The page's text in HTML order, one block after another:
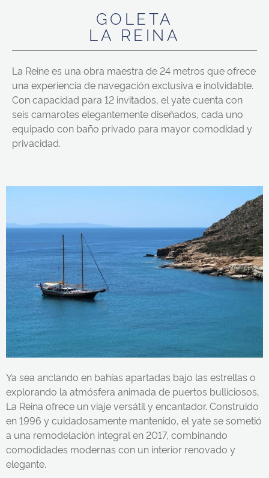
GOLETA
LA REINA
La Reine es una obra maestra de 24 metros que ofrece
una experiencia de navegación exclusiva e inolvidable.
Con capacidad para 12 invitados, el yate cuenta con
seis camarotes elegantemente diseñados, cada uno
equipado con baño privado para mayor comodidad y
privacidad.
Ya sea anclando en bahías apartadas bajo las estrellas o
explorando la atmósfera animada de puertos bulliciosos,
La Reina ofrece un viaje versátil y encantador. Construido
en 1996 y cuidadosamente mantenido, el yate se sometió
a una remodelación integral en 2017, combinando
comodidades modernas con un interior renovado y
elegante.